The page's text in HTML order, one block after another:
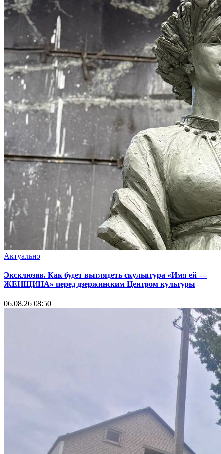
Актуально
Эксклюзив. Как будет выглядеть скульптура «Имя ей —
ЖЕНЩИНА» перед дзержинским Центром культуры
06.08.26 08:50